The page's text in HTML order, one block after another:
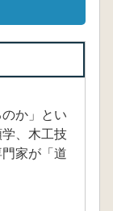
か」とい
、木工技
家が「道